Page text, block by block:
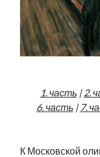
Метки
radio
в поисках здравого
евросоюз
нацменьшинства
1. часть|2.
6. часть| 7.
К Московской